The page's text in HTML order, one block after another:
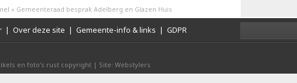
» Gemeenteraad besprak Adelberg en Glazen Huis
| Over deze site | Gemeente-info & links | GDPR
en foto’s rust copyright | Site: Webstylers